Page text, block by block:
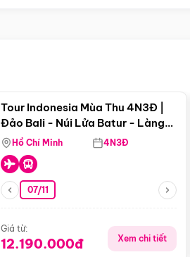
Tour Indonesia Mùa Thu 4N3Đ |
Đảo Bali - Núi Lửa Batur - Làng
Penglipuran
Hồ Chí Minh 4N3Đ
07/11
Giá từ:
12.190.000đ Xem chi tiết